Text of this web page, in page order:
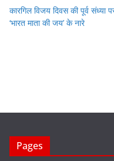
कारगिल विजय दिवस की पूर्व संध्या
‘भारत माता की जय’ के नारे
Pages